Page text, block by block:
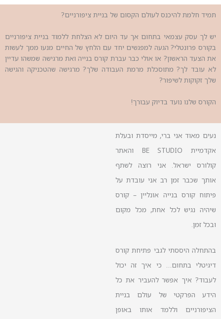
תמיד חלמת להיכנס לעולם הקסום של בניית ציפורניים?
יש לך עסק עצמאי בתחום אך עד היום לא הצלחת ללמוד בניית ציפורניים
בקורס פרונטלי? הגעה למפגשים יחד עם הלחץ של החיים מנעו ממך לעשות
את הצעד הראשון? או אולי כבר עברת קורס בנייה ואת מרגישה שמשהו עדיין
לא עובד לך? מתוסכלת מרמת העבודה שלך? מרגישה שהטכניקה והגישה
שלך זקוקות לשיפור?
הקורס שלנו נועד בדיוק עבורך!
נעים מאוד אני ברי, מייסדת ובעלת
אקדמיית BE STUDIO והאתר
קולורס ישראל. אני רוצה לשתף
אותך שכבר זמן רב אני עובדת על
פיתוח קורס בנייה אונליין – קורס
שיהיה נגיש לכל אחת, מכל מקום
ובכל זמן.
בהתחלה היססתי לגבי פתיחת קורס
דיגיטלי בתחום… כי איך זה יכול
לעבוד? איך אפשר להעביר את כל
הידע הפרקטי של עולם בניית
הציפורניים וללמד אותו באופן